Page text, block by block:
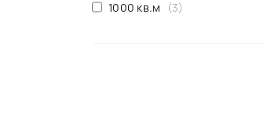
1000 кв.м 3